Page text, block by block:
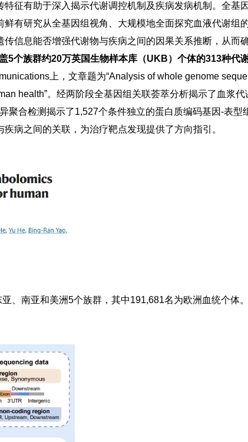
征有助于深入揭示代谢调控机制及疾病发病机制。全基
有研究从全基因组视角、大规模地全面探究血液代谢组
信息能否增强代谢物与疾病之间的因果关系推断，从而
5个族群约20万英国生物样本库 （UKB）个体的313种代
上，文章题为“Analysis of whole genome
health”。经两阶段全基因组关联荟萃分析揭示了血浆
聚合检测揭示了1,527个条件独立的蛋白质编码基因-表型
病之间的关联，为治疗靶点发现提供了方向指引。
、南亚和美洲5个族群，其中191,681名为欧洲血统个体